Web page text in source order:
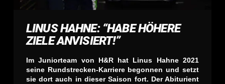
LINUS HAHNE: “HABE HÖHERE
ZIELE ANVISIERT!”
Im Juniorteam von H&R hat Linus Hahne 2021
seine Rundstrecken-Karriere begonnen und setzt
sie dort auch in dieser Saison fort. Der Abiturient